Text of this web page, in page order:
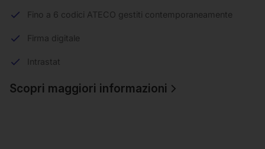
Fino a 6 codici ATECO gestiti contemporaneamente
Firma digitale
Intrastat
Scopri maggiori informazioni